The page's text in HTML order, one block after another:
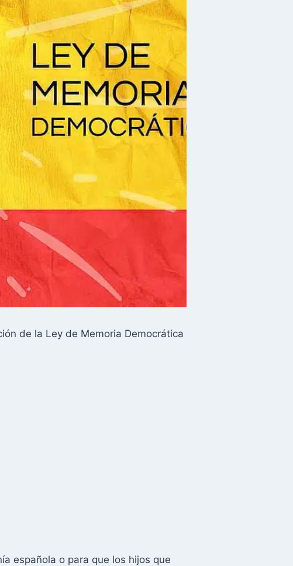
de la Ley de Memoria Democrática
española o para que los hijos que